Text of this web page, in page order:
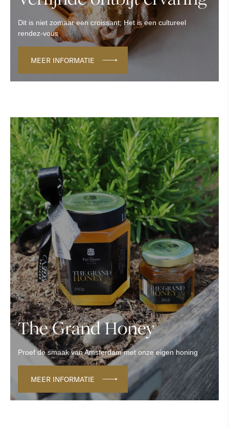
Dit is niet zomaar een croissant; Het is een cultureel
rendez-vous
MEER INFORMATIE
The Grand Honey
Proef de smaak van Amsterdam met onze eigen honing
MEER INFORMATIE